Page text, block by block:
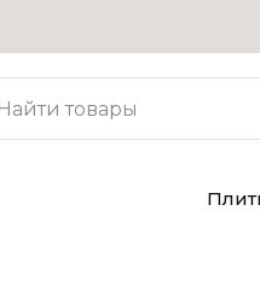
Услуги
Бесплатная
Грузчики